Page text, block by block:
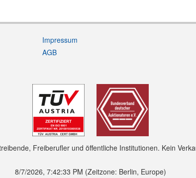
Impressum
AGB
Freiberufler und öffentliche Institutionen. Kein
8/7/2026, 7:42:33 PM (Zeitzone: Berlin, Europe)